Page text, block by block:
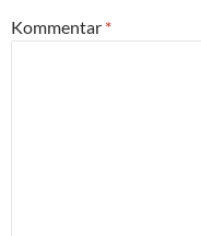
Kommentar *